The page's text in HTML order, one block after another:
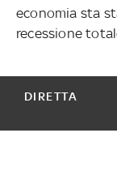
economia sta
recessione
DIRETTA